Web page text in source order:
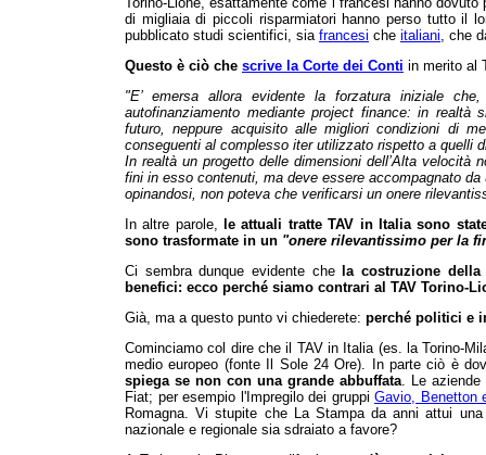
di migliaia di piccoli risparmiatori hanno perso tutto il
pubblicato studi scientifici, sia francesi che italiani, che
Questo è ciò che scrive la Corte dei Conti in merito al
"E’ emersa allora evidente la forzatura iniziale
autofinanziamento mediante project finance: in
futuro, neppure acquisito alle migliori condizioni di
conseguenti al complesso iter utilizzato rispetto a quelli
In realtà un progetto delle dimensioni dell’Alta velocità
fini in esso contenuti, ma deve essere accompagnato
opinandosi, non poteva che verificarsi un onere
In altre parole,
le attuali tratte TAV in Italia sono
sono trasformate in un "onere rilevantissimo per la
Ci sembra dunque evidente che
la costruzione
benefici: ecco perché siamo contrari al TAV Torino-
Già, ma a questo punto vi chiederete: perché politici e
Cominciamo col dire che il TAV in Italia (es. la Torino-
medio europeo (fonte Il Sole 24 Ore). In parte ciò è
spiega se non con una grande abbuffata. Le aziende
Fiat; per esempio l'Impregilo dei gruppi Gavio, Benetton
Romagna. Vi stupite che La Stampa da anni attui
nazionale e regionale sia sdraiato a favore?